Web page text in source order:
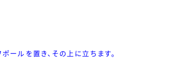
ールを置き、その上に立ちます。